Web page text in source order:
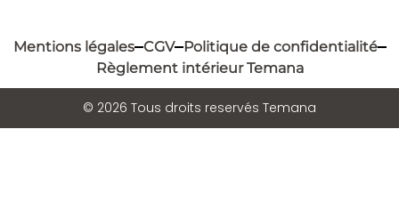
Mentions légales CGV Politique de confidentialité
Règlement intérieur Temana
© 2026 Tous droits reservés Temana